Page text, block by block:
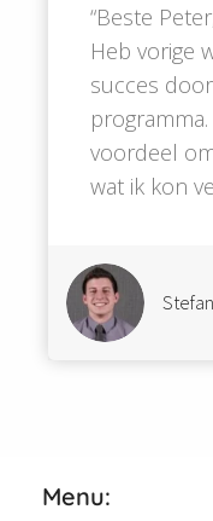
“Beste
Heb vorige
succes
voordeel
wat ik kon
Menu: